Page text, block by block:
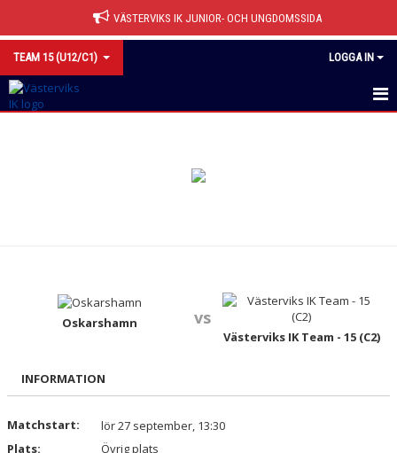
VÄSTERVIKS IK JUNIOR- OCH UNGDOMSSIDA
TEAM 15 (U12/C1) LOGGA IN
BILDGALLERI
KONTAKT
Oskarshamn vs
Västerviks IK Team - 15 (C2)
INFORMATION
Matchstart:
lör 27 september, 13:30
Plats:
Övrig plats